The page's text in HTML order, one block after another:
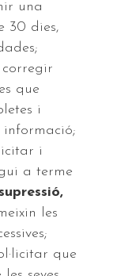
una
30 dies,
que
i
i
a terme
les
que